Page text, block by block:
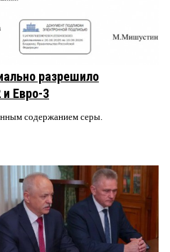
разрешило
и Евро-3
содержанием серы.